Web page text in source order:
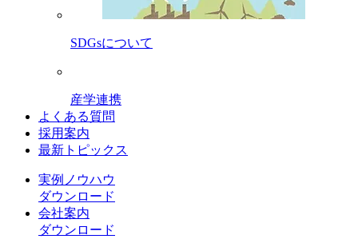
SDGsについて
産学連携
よくある質問
採用案内
最新トピックス
実例ノウハウ
ダウンロード
会社案内
ダウンロード